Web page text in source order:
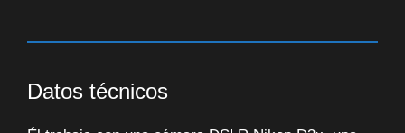
Datos técnicos